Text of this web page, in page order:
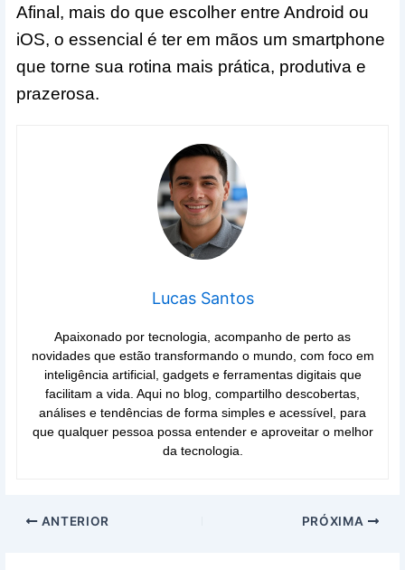
Afinal, mais do que escolher entre Android ou
iOS, o essencial é ter em mãos um smartphone
que torne sua rotina mais prática, produtiva e
prazerosa.
Lucas Santos
Apaixonado por tecnologia, acompanho de perto as
novidades que estão transformando o mundo, com foco em
inteligência artificial, gadgets e ferramentas digitais que
facilitam a vida. Aqui no blog, compartilho descobertas,
análises e tendências de forma simples e acessível, para
que qualquer pessoa possa entender e aproveitar o melhor
da tecnologia.
ANTERIOR PRÓXIMA